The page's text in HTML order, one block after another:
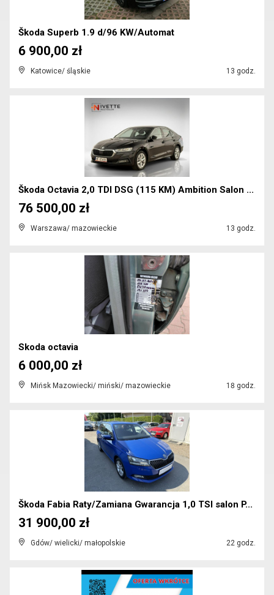
Škoda Superb 1.9 d/96 KW/Automat
Katowice/ śląskie 13 godz.
6 900,00 zł
Škoda Octavia 2,0 TDI DSG (115 KM) Ambition Salon ...
Warszawa/ mazowieckie 13 godz.
76 500,00 zł
Skoda octavia
Mińsk Mazowiecki/ miński/ mazowieckie 18 godz.
6 000,00 zł
Škoda Fabia Raty/Zamiana Gwarancja 1,0 TSI salon P...
Gdów/ wielicki/ małopolskie 22 godz.
31 900,00 zł